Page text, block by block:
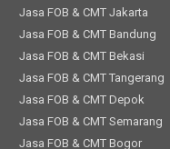
Jasa FOB & CMT Jakarta
Jasa FOB & CMT Bandung
Jasa FOB & CMT Bekasi
Jasa FOB & CMT Tangerang
Jasa FOB & CMT Depok
Jasa FOB & CMT Semarang
Jasa FOB & CMT Bogor